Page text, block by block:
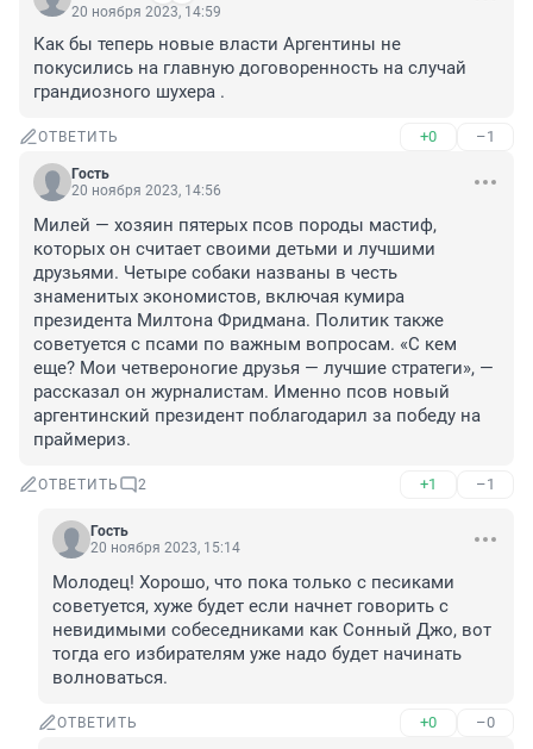
20 ноября 2023, 14:59
Как бы теперь новые власти Аргентины не
покусились на главную договоренность на случай
грандиозного шухера .
ОТВЕТИТЬ +0 –1
Гость
20 ноября 2023, 14:56
Милей — хозяин пятерых псов породы мастиф,
которых он считает своими детьми и лучшими
друзьями. Четыре собаки названы в честь
знаменитых экономистов, включая кумира
президента Милтона Фридмана. Политик также
советуется с псами по важным вопросам. «С кем
еще? Мои четвероногие друзья — лучшие стратеги», —
рассказал он журналистам. Именно псов новый
аргентинский президент поблагодарил за победу на
праймериз.
ОТВЕТИТЬ 2 +1 –1
Гость
20 ноября 2023, 15:14
Молодец! Хорошо, что пока только с песиками
советуется, хуже будет если начнет говорить с
невидимыми собеседниками как Сонный Джо, вот
тогда его избирателям уже надо будет начинать
волноваться.
ОТВЕТИТЬ +0 –0